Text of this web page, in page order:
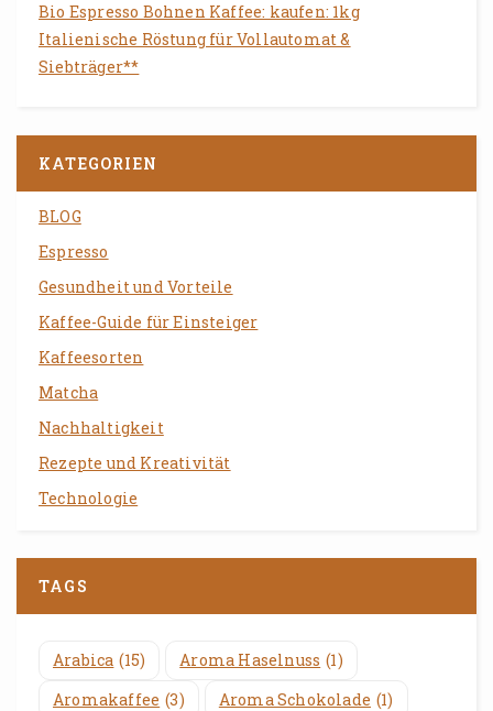
Bio Espresso Bohnen Kaffee: kaufen: 1kg
Italienische Röstung für Vollautomat &
Siebträger**
KATEGORIEN
BLOG
Espresso
Gesundheit und Vorteile
Kaffee-Guide für Einsteiger
Kaffeesorten
Matcha
Nachhaltigkeit
Rezepte und Kreativität
Technologie
TAGS
Arabica (15) Aroma Haselnuss (1)
Aromakaffee (3) Aroma Schokolade (1)